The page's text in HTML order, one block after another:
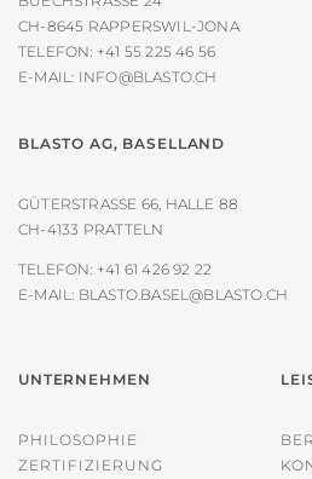
CH-8645 RAPPERSWIL-JONA
TELEFON: +41 55 225 46 56
E-MAIL: INFO@BLASTO.CH
BLASTO AG, BASELLAND
GÜTERSTRASSE 66, HALLE 88
CH-4133 PRATTELN
TELEFON: +41 61 426 92 22
E-MAIL: BLASTO.BASEL@BLASTO.CH
UNTERNEHMEN
PHILOSOPHIE
ZERTIFIZIERUNG